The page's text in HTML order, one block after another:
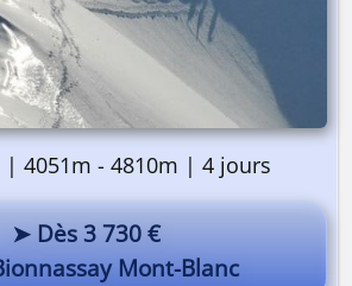
4051m - 4810m | 4 jours
➤ Dès 3 730 €
Mont-Blanc